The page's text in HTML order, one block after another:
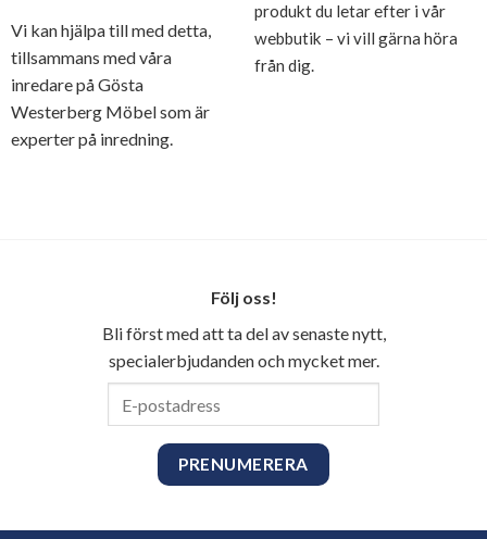
Vi kan hjälpa till med detta,
tillsammans med våra
inredare på Gösta
Westerberg Möbel som är
experter på inredning.
produkt du letar efter i vår
webbutik – vi vill gärna höra
från dig.
Följ oss!
Bli först med att ta del av senaste nytt,
specialerbjudanden och mycket mer.